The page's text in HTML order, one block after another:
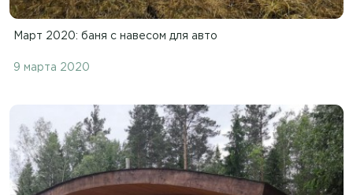
Март 2020: баня с навесом для авто
9 марта 2020